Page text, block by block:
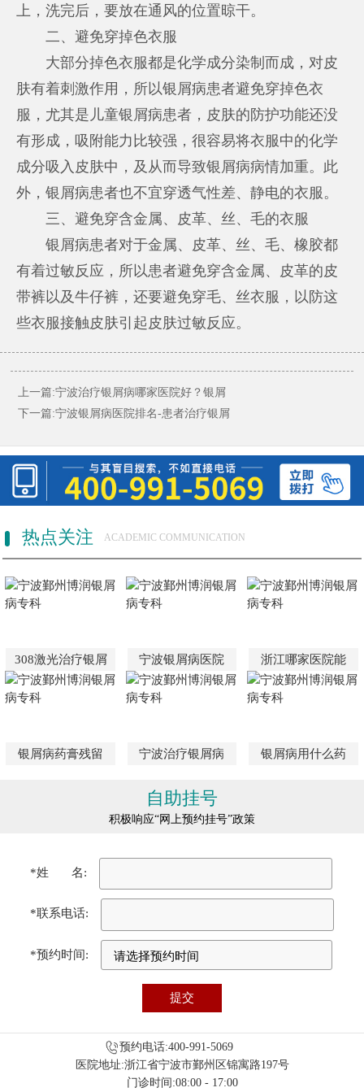
上，洗完后，要放在通风的位置晾干。
二、避免穿掉色衣服
大部分掉色衣服都是化学成分染制而成，对皮
肤有着刺激作用，所以银屑病患者避免穿掉色衣
服，尤其是儿童银屑病患者，皮肤的防护功能还没
有形成，吸附能力比较强，很容易将衣服中的化学
成分吸入皮肤中，及从而导致银屑病病情加重。此
外，银屑病患者也不宜穿透气性差、静电的衣服。
三、避免穿含金属、皮革、丝、毛的衣服
银屑病患者对于金属、皮革、丝、毛、橡胶都
有着过敏反应，所以患者避免穿含金属、皮革的皮
带裤以及牛仔裤，还要避免穿毛、丝衣服，以防这
些衣服接触皮肤引起皮肤过敏反应。
上一篇:宁波治疗银屑病哪家医院好？银屑
下一篇:宁波银屑病医院排名-患者治疗银屑
热点关注 ACADEMIC COMMUNICATION
308激光治疗银屑 宁波银屑病医院 浙江哪家医院能
银屑病药膏残留 宁波治疗银屑病 银屑病用什么药
自助挂号
积极响应“网上预约挂号”政策
*姓 名:
*联系电话:
*预约时间:
预约电话:400-991-5069
医院地址:浙江省宁波市鄞州区锦寓路197号
门诊时间:08:00 - 17:00